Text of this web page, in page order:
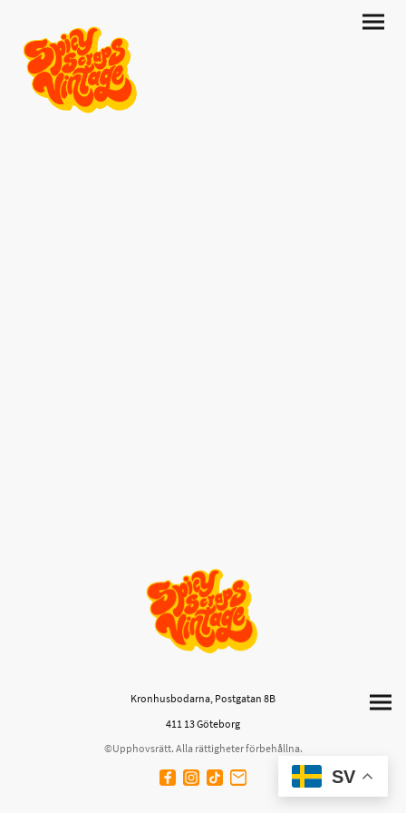
Kronhusbodarna, Postgatan 8B
411 13 Göteborg
©Upphovsrätt. Alla rättigheter förbehållna.
SV